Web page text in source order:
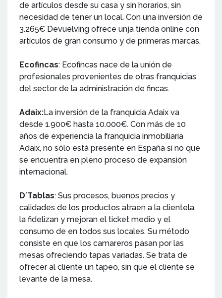
de artículos desde su casa y sin horarios, sin
necesidad de tener un local. Con una inversión de
3.265€ Devuelving ofrece unja tienda online con
artículos de gran consumo y de primeras marcas.
Ecofincas: Ecofincas nace de la unión de
profesionales provenientes de otras franquicias
del sector de la administración de fincas.
Adaix:La inversión de la franquicia Adaix va
desde 1.900€ hasta 10.000€. Con más de 10
años de experiencia la franquicia inmobiliaria
Adaix, no sólo está presente en España si no que
se encuentra en pleno proceso de expansión
internacional.
D´Tablas: Sus procesos, buenos precios y
calidades de los productos atraen a la clientela,
la fidelizan y mejoran el ticket medio y el
consumo de en todos sus locales. Su método
consiste en que los camareros pasan por las
mesas ofreciendo tapas variadas. Se trata de
ofrecer al cliente un tapeo, sin que el cliente se
levante de la mesa.